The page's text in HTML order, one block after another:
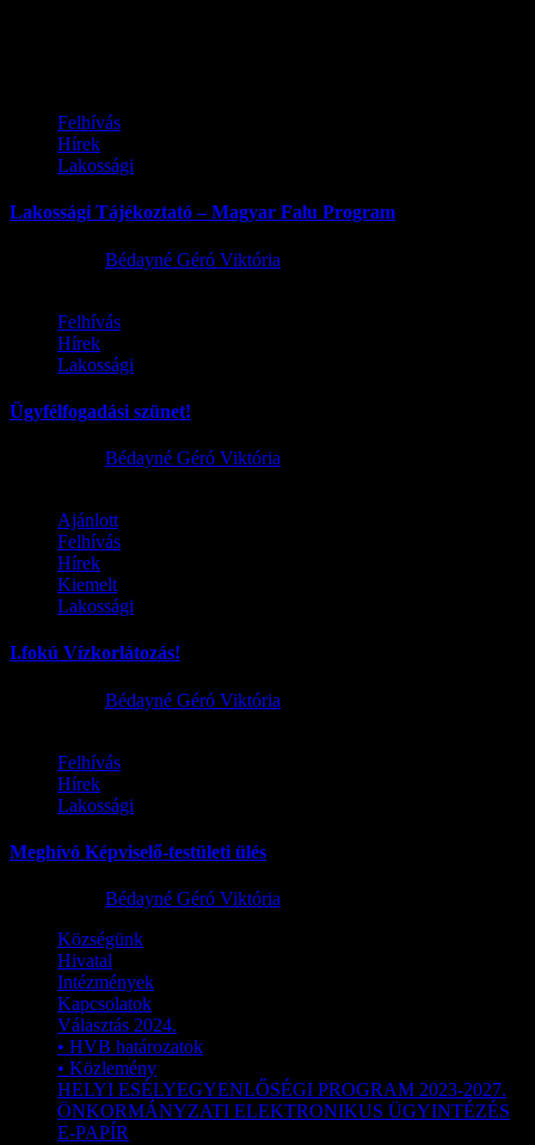
Felhívás
Hírek
Lakossági
Lakossági Tájékoztató – Magyar Falu Program
Bédayné Géró Viktória
Felhívás
Hírek
Lakossági
Ügyfélfogadási szünet!
Bédayné Géró Viktória
Ajánlott
Felhívás
Hírek
Kiemelt
Lakossági
I.fokú Vízkorlátozás!
Bédayné Géró Viktória
Felhívás
Hírek
Lakossági
Meghívó Képviselő-testületi ülés
Bédayné Géró Viktória
Községünk
Hivatal
Intézmények
Kapcsolatok
Választás 2024.
• HVB határozatok
• Közlemény
HELYI ESÉLYEGYENLŐSÉGI PROGRAM 2023-2027.
ÖNKORMÁNYZATI ELEKTRONIKUS ÜGYINTÉZÉS
E-PAPÍR